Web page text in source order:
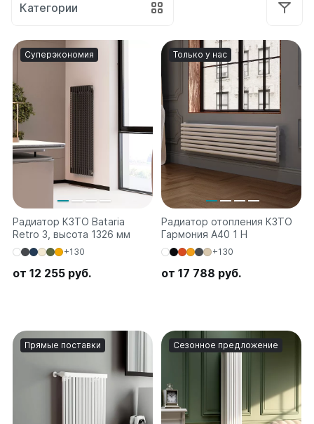
в
WhatsApp
Написать
в
Telegram
Написать
По секциям
на 8 секций
на 9 секций
на 10 секций
на 11 секций
на 12 секций
на 14 секций
на 15 секций
По цветам
Белые
Серые
Черные
Категории
Суперэкономия
Радиатор КЗТО Bataria
Retro 3, высота 1326 мм
+130
от 12 255 руб.
Только у нас
Радиатор отопления КЗТО
Гармония А40 1 H
+130
от 17 788 руб.
Прямые поставки Сезонное предложение